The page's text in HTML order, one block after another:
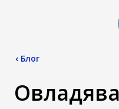
‹ Блог